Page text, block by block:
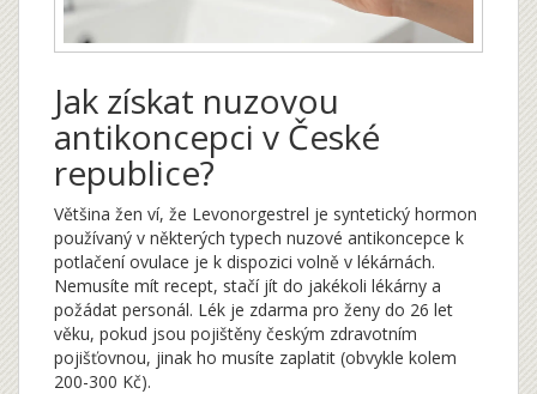
Jak získat nuzovou
antikoncepci v České
republice?
Většina žen ví, že Levonorgestrel je syntetický hormon
používaný v některých typech nuzové antikoncepce k
potlačení ovulace je k dispozici volně v lékárnách.
Nemusíte mít recept, stačí jít do jakékoli lékárny a
požádat personál. Lék je zdarma pro ženy do 26 let
věku, pokud jsou pojištěny českým zdravotním
pojišťovnou, jinak ho musíte zaplatit (obvykle kolem
200-300 Kč).